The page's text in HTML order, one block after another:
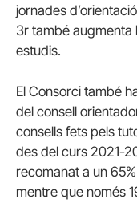
jornades
3r també augmenta
estudis.
El Consorci també
del consell
consells fets pels
des del curs 2021-
recomanat a un
mentre que només